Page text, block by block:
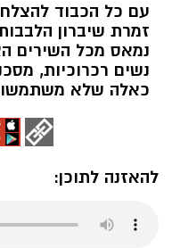
עם כל הכבוד
זמרת שיברון
נמאס מכל השירים
נשים רכרוכיות,
כאלה שלא
להאזנה לתוכן: